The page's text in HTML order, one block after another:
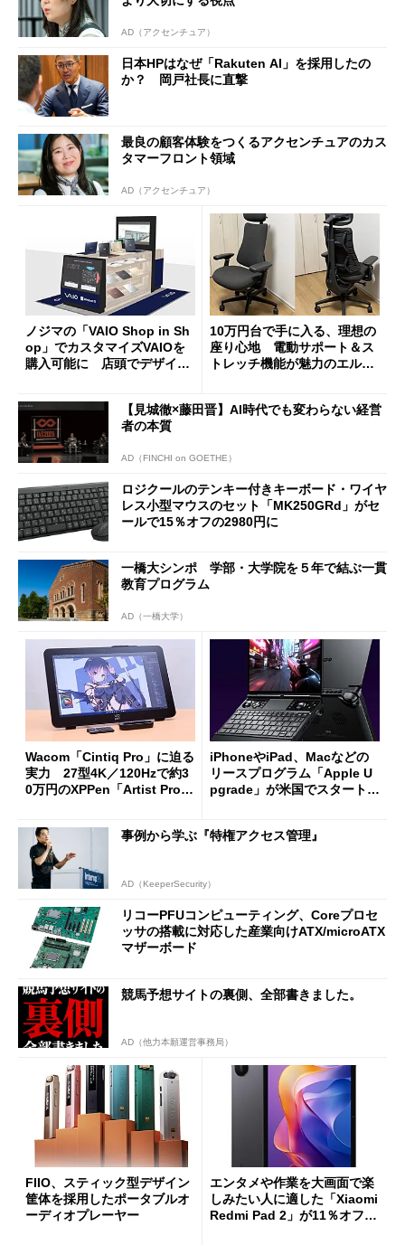
AD（アクセンチュア）
日本HPはなぜ「Rakuten AI」を採用したの
か？ 岡戸社長に直撃
最良の顧客体験をつくるアクセンチュアのカス
タマーフロント領域
AD（アクセンチュア）
ノジマの「VAIO Shop in Sh
op」でカスタマイズVAIOを
購入可能に 店頭でデザイン
10万円台で手に入る、理想の
座り心地 電動サポート＆ス
トレッチ機能が魅力のエルゴ
【見城徹×藤田晋】AI時代でも変わらない経営
者の本質
AD（FINCHI on GOETHE）
ロジクールのテンキー付きキーボード・ワイヤ
レス小型マウスのセット「MK250GRd」がセ
ールで15％オフの2980円に
一橋大シンポ 学部・大学院を５年で結ぶ一貫
教育プログラム
AD（一橋大学）
Wacom「Cintiq Pro」に迫る
実力 27型4K／120Hzで約3
0万円のXPPen「Artist Pro 2
iPhoneやiPad、Macなどの
リースプログラム「Apple U
pgrade」が米国でスタート／
ut」が明...
事例から学ぶ『特権アクセス管理』
AD（KeeperSecurity）
リコーPFUコンピューティング、Coreプロセ
ッサの搭載に対応した産業向けATX/microATX
マザーボード
競馬予想サイトの裏側、全部書きました。
AD（他力本願運営事務局）
FIIO、スティック型デザイン
筐体を採用したポータブルオ
ーディオプレーヤー
エンタメや作業を大画面で楽
しみたい人に適した「Xiaomi
Redmi Pad 2」が11％オフの